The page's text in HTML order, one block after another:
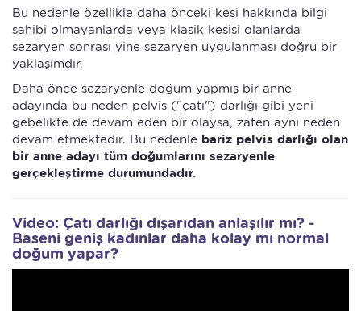
Bu nedenle özellikle daha önceki kesi hakkında bilgi
sahibi olmayanlarda veya klasik kesisi olanlarda
sezaryen sonrası yine sezaryen uygulanması doğru bir
yaklaşımdır.
Daha önce sezaryenle doğum yapmış bir anne
adayında bu neden pelvis ("çatı") darlığı gibi yeni
gebelikte de devam eden bir olaysa, zaten aynı neden
devam etmektedir. Bu nedenle bariz pelvis darlığı olan
bir anne adayı tüm doğumlarını sezaryenle
gerçekleştirme durumundadır.
Video: Çatı darlığı dışarıdan anlaşılır mı? -
Baseni geniş kadınlar daha kolay mı normal
doğum yapar?